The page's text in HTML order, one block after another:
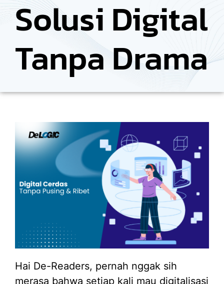
Solusi Digital
Tanpa Drama
Hai De-Readers, pernah nggak sih
merasa bahwa setiap kali mau digitalisasi